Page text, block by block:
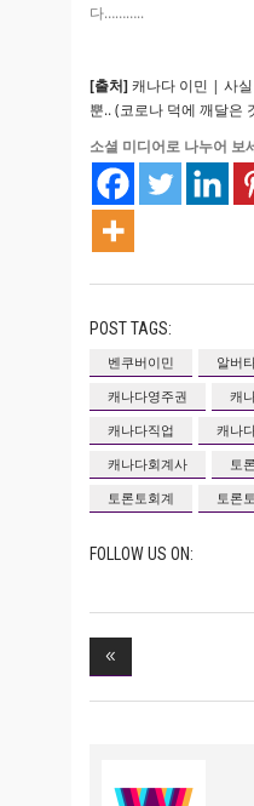
다………..
[출처]캐나다 이민 | 사
뿐.. (코로나 덕에 깨달은
소셜 미디어로 나누어 보
POST TAGS:
벤쿠버이민 알버
캐나다영주권
캐
캐나다직업
캐나
캐나다회계사
토
토론토회계
토론
FOLLOW US ON: